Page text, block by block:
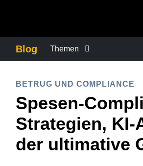
Canada
México
Brasil
United
France
Deutschland
ASIA
Australia
India (English)
Blog Themen
FÜRSORGEPFLICHT BEI
GESCHÄFTSKONTINUITÄT
BETRUG UND COMPLIANCE
Spesen-
Strategien, KI-
der ultimative